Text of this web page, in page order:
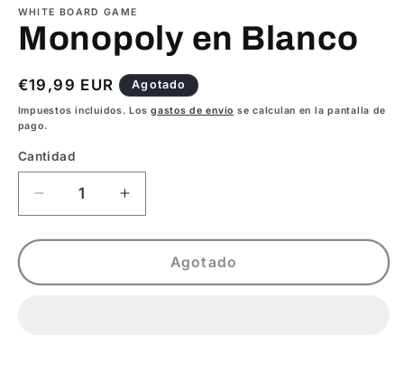
multimedia
en
una
modal
WHITE BOARD GAME
Monopoly en Blanco
Precio
habitual
€19,99 EUR Agotado
Impuestos incluidos. Losgastos de envío se calculan en la pantalla de
pago.
Cantidad
Reducir
cantidad
para
en
Aumentar
cantidad
para
Monopoly
en
Agotado